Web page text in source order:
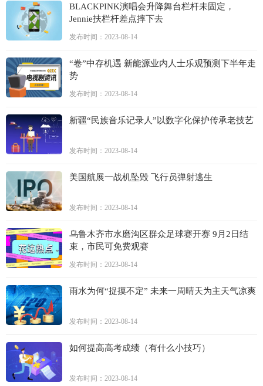
BLACKPINK演唱会升降舞台栏杆未固定，
Jennie扶栏杆差点摔下去
发布时间：2023-08-14
“卷”中存机遇 新能源业内人士乐观预测下半年走
势
发布时间：2023-08-14
新疆“民族音乐记录人”以数字化保护传承老技艺
发布时间：2023-08-14
美国航展一战机坠毁 飞行员弹射逃生
发布时间：2023-08-14
乌鲁木齐市水磨沟区群众足球赛开赛 9月2日结
束，市民可免费观赛
发布时间：2023-08-14
雨水为何“捉摸不定” 未来一周晴天为主天气凉爽
发布时间：2023-08-14
如何提高高考成绩（有什么小技巧）
发布时间：2023-08-14